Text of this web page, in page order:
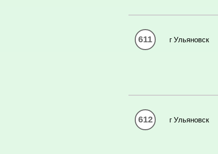
611 г Ульяновск
612 г Ульяновск